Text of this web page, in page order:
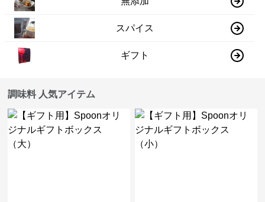
スパイス
ギフト
調味料 人気アイテム